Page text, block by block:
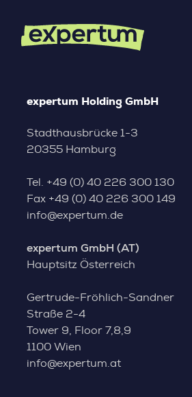
expertum Holding GmbH
Stadthausbrücke 1-3
20355 Hamburg
Tel. +49 (0) 40 226 300 130
Fax +49 (0) 40 226 300 149
info@expertum.de
expertum GmbH (AT)
Hauptsitz Österreich
Gertrude-Fröhlich-Sandner
Straße 2-4
Tower 9, Floor 7,8,9
1100 Wien
info@expertum.at